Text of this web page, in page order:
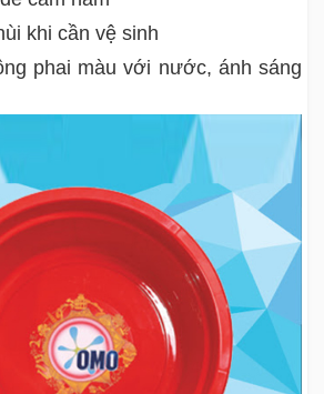
khi cần vệ sinh
phai màu với nước, ánh sáng